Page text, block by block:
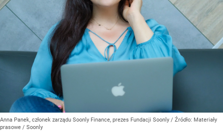
Anna Panek, członek zarządu Soonly Finance, prezes Fundacji Soonly / Źródło: Materiały
prasowe / Soonly